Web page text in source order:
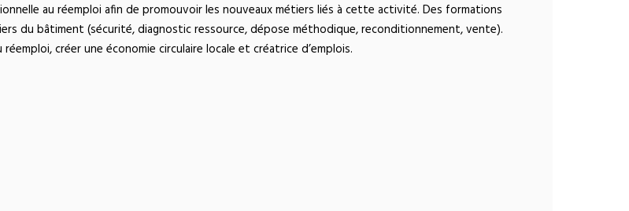
au réemploi afin de promouvoir les nouveaux métiers liés à cette activité. Des formations
du bâtiment (sécurité, diagnostic ressource, dépose méthodique, reconditionnement, vente).
créer une économie circulaire locale et créatrice d’emplois.